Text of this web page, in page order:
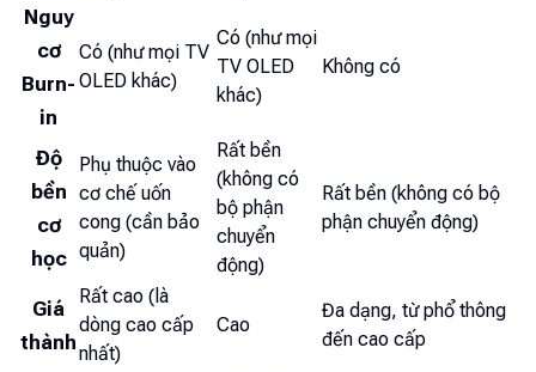
Nguy
cơ
Burn-
in
Có (như mọi TV
OLED khác)
Có (như mọi
TV OLED
khác)
Không có
Độ
bền
cơ
học
Phụ thuộc vào
cơ chế uốn
cong (cần bảo
quản)
Rất bền
(không có
bộ phận
chuyển
động)
Rất bền (không có bộ
phận chuyển động)
Giá
thành
Rất cao (là
dòng cao cấp
nhất)
Cao
Đa dạng, từ phổ thông
đến cao cấp